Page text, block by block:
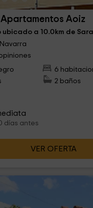
Apartamentos Aoiz
ubicado a 10.0km de
6
2 baños
días antes
VER OFERTA